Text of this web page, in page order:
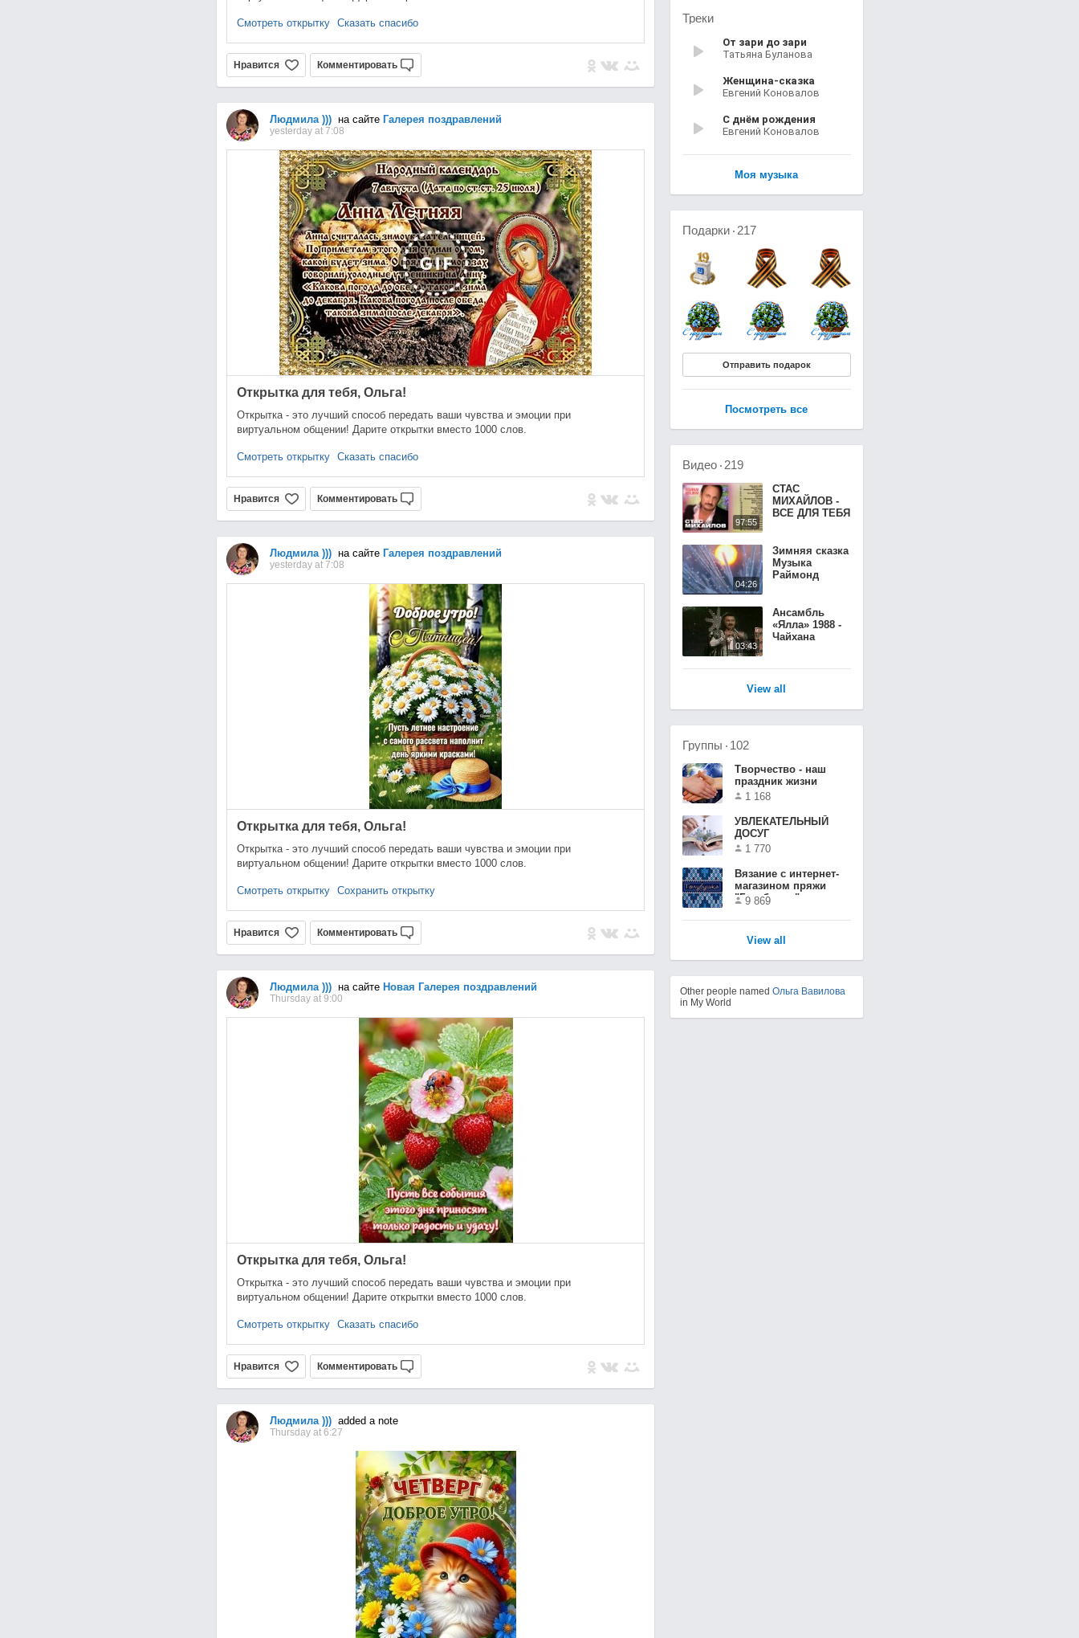
Смотреть открытку Сказать спасибо
Нравится Комментировать
Людмила )))на сайте Галерея поздравлений
yesterday at 7:08
Открытка для тебя, Ольга!
Открытка - это лучший способ передать ваши чувства и эмоции при
виртуальном общении! Дарите открытки вместо 1000 слов.
Смотреть открытку Сказать спасибо
Нравится Комментировать
Людмила )))на сайте Галерея поздравлений
yesterday at 7:08
Открытка для тебя, Ольга!
Открытка - это лучший способ передать ваши чувства и эмоции при
виртуальном общении! Дарите открытки вместо 1000 слов.
Смотреть открытку Сохранить открытку
Нравится Комментировать
Людмила )))на сайте Новая Галерея поздравлений
Thursday at 9:00
Открытка для тебя, Ольга!
Открытка - это лучший способ передать ваши чувства и эмоции при
виртуальном общении! Дарите открытки вместо 1000 слов.
Смотреть открытку Сказать спасибо
Нравится Комментировать
Людмила )))added a note
Thursday at 6:27
Треки
От зари до зари
Татьяна Буланова
Женщина-сказка
Евгений Коновалов
С днём рождения
Евгений Коновалов
Моя музыка
Подарки 217
Отправить подарок
Посмотреть все
Видео 219
97:55
СТАС
МИХАЙЛОВ -
ВСЕ ДЛЯ ТЕБЯ
04:26
Зимняя сказка
Музыка
Раймонд
03:43
Ансамбль
«Ялла» 1988 -
Чайхана
View all
Группы 102
Творчество - наш
праздник жизни
1 168
УВЛЕКАТЕЛЬНЫЙ
ДОСУГ
1 770
Вязание с интернет-
магазином пряжи
"Голубушка"
9 869
View all
Other people named Ольга Вавилова
in My World